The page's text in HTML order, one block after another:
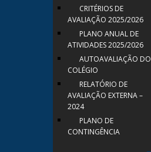
CRITÉRIOS DE
AVALIAÇÃO 2025/2026
PLANO ANUAL DE
ATIVIDADES 2025/2026
AUTOAVALIAÇÃO DO
COLÉGIO
RELATÓRIO DE
AVALIAÇÃO EXTERNA –
2024
PLANO DE
CONTINGÊNCIA